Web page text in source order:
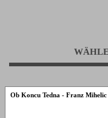
Ob Koncu Tedna - Franz